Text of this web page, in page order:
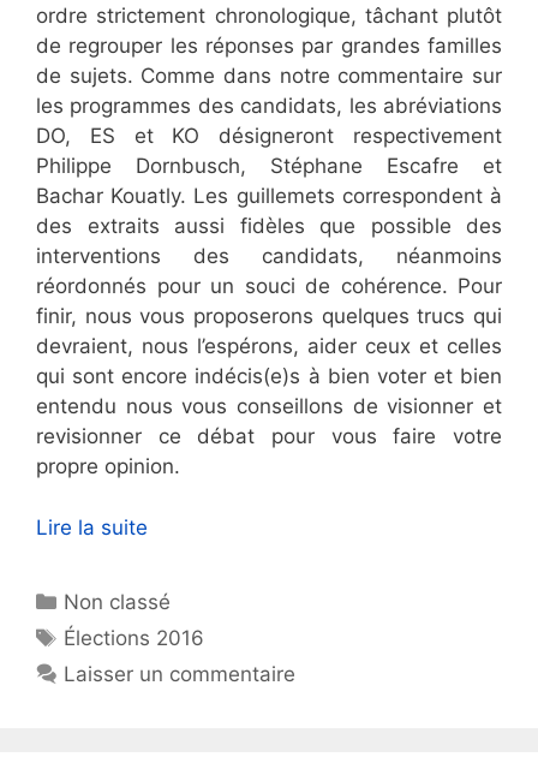
ordre strictement chronologique, tâchant plutôt
de regrouper les réponses par grandes familles
de sujets. Comme dans notre commentaire sur
les programmes des candidats, les abréviations
DO, ES et KO désigneront respectivement
Philippe Dornbusch, Stéphane Escafre et
Bachar Kouatly. Les guillemets correspondent à
des extraits aussi fidèles que possible des
interventions des candidats, néanmoins
réordonnés pour un souci de cohérence. Pour
finir, nous vous proposerons quelques trucs qui
devraient, nous l’espérons, aider ceux et celles
qui sont encore indécis(e)s à bien voter et bien
entendu nous vous conseillons de visionner et
revisionner ce débat pour vous faire votre
propre opinion.
Lire la suite
Catégories
Non classé
Étiquettes
Élections 2016
Laisser un commentaire